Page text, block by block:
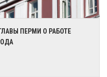
ПЕРМИ О РАБОТЕ